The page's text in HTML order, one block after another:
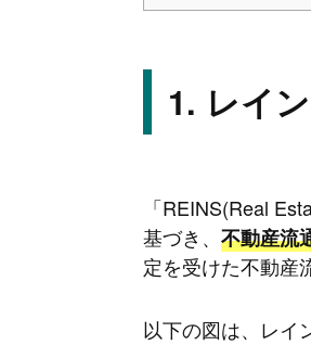
レイ
「REINS(Real
基づき、 不動産流
定を受けた不動産
以下の図は、レイ